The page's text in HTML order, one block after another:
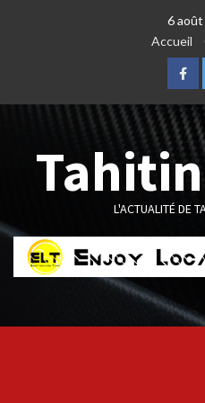
6
Accueil
L'ACTUALITÉ DE